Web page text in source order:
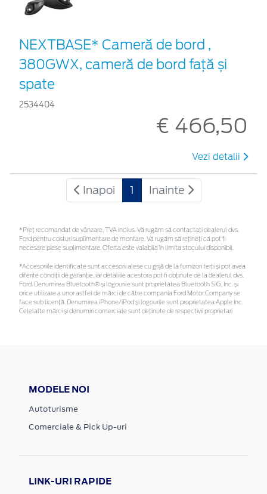
NEXTBASE* Cameră de bord ,
380GWX, cameră de bord față și
spate
2534404
€ 466,50
Vezi detalii
Inapoi 1 Inainte
*Preţ recomandat de vânzare, TVA inclus. Vă rugăm să contactaţi dealerul dvs.
Ford pentru costuri suplimentare de montare. Vă rugăm să rețineți că pot fi
necesare piese suplimentare. Oferta este valabilă în limita stocului disponibil.
*Accesoriile identificate sunt accesorii alese cu grijă de la furnizori terți și pot avea
diferite condiții de garanție, iar detaliile acestora pot fi obținute de la dealerul dvs.
Ford. Denumirea Bluetooth® și logourile sunt proprietatea Bluetooth SIG, Inc. și
orice utilizare a unor astfel de mărci de către compania Ford Motor Company se
face sub licență. Denumirea iPhone/iPod și logourile sunt proprietatea Apple Inc.
Celelalte mărci și denumiri comerciale sunt deținute de respectivii proprietari
MODELE NOI
Autoturisme
Comerciale & Pick Up-uri
LINK-URI RAPIDE